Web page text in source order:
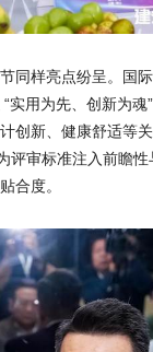
同样亮点纷呈。国
实用为先、创新为
创新、健康舒适等
评审标准注入前瞻
合度。